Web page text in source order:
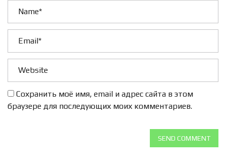
Сохранить моё имя, email и адрес сайта в этом
браузере для последующих моих комментариев.
SEND COMMENT